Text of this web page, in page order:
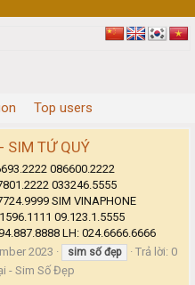
Top users
SIM TỨ QUÝ
086600.2222
033246.5555
SIM VINAPHONE
09.123.1.5555
LH: 024.6666.6666
2023 sim số đẹp
Trả lời: 0
- Sim Số Đẹp